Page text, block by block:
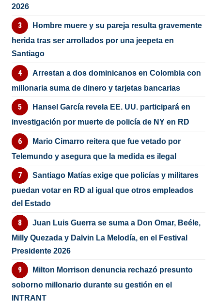
2026
Hombre muere y su pareja resulta gravemente
herida tras ser arrollados por una jeepeta en
Santiago
Arrestan a dos dominicanos en Colombia con
millonaria suma de dinero y tarjetas bancarias
Hansel García revela EE. UU. participará en
investigación por muerte de policía de NY en RD
Mario Cimarro reitera que fue vetado por
Telemundo y asegura que la medida es ilegal
Santiago Matías exige que policías y militares
puedan votar en RD al igual que otros empleados
del Estado
Juan Luis Guerra se suma a Don Omar, Beéle,
Milly Quezada y Dalvin La Melodía, en el Festival
Presidente 2026
Milton Morrison denuncia rechazó presunto
soborno millonario durante su gestión en el
INTRANT